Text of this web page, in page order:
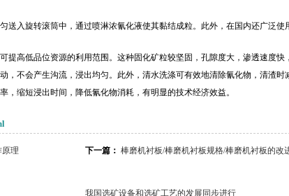
入旋转滚筒中，通过喷淋浓氰化液使其黏结成粒。此外，在国内还广泛使
提高低品位资源的利用范围。这种固化矿粒较坚固，孔隙度大，渗透速度快
，不会产生沟流，浸出均匀。此外，清水洗涤可有效地清除氰化物，清渣时
，缩短浸出时间，降低氰化物消耗，有明显的技术经济效益。
理 下一篇： 棒磨机衬板/棒磨机衬板规格/棒磨机衬板的改
我国选矿设备和选矿工艺的发展同步进行